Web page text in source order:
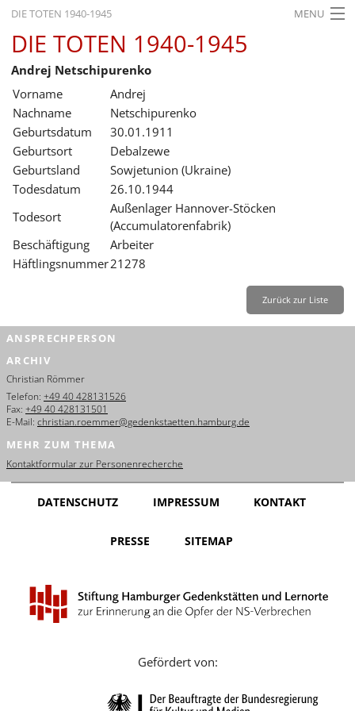
DIE TOTEN 1940-1945 MENU
STARTSEITE
AKTUELLES
AUSSTELLUNGEN
GESCHICHTE
BILDUNG
SERVICE
Deutsch Zurück
Deutsch
Français
Dansk
Español
Italiano
Português
Yкраїнський
Русский
Gebärdensprache
DIE TOTEN 1940-1945
Andrej Netschipurenko
Vorname
Andrej
Nachname
Netschipurenko
Geburtsdatum
30.01.1911
Geburtsort
Debalzewe
Geburtsland
Sowjetunion (Ukraine)
Todesdatum
26.10.1944
Todesort
Außenlager Hannover-Stöcken
(Accumulatorenfabrik)
Beschäftigung
Arbeiter
Häftlingsnummer21278
Zurück zur Liste
ANSPRECHPERSON
ARCHIV
Christian Römmer
Telefon: +49 40 428131526
Fax: +49 40 428131501
E-Mail: christian.roemmer@gedenkstaetten.hamburg.de
MEHR ZUM THEMA
Kontaktformular zur Personenrecherche
DATENSCHUTZ IMPRESSUM KONTAKT
PRESSE SITEMAP
Gefördert von: